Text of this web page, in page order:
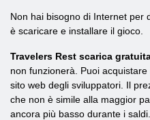
Non hai bisogno di Internet per
è scaricare e installare il gioco.
Travelers Rest scarica
non funzionerà. Puoi
sito web degli sviluppatori. Il
che non è simile alla maggior
ancora più basso durante i